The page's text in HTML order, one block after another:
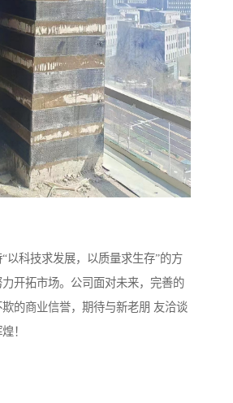
以科技求发展，以质量求生存”的方
开拓市场。公司面对未来，完善的
的商业信誉，期待与新老朋 友洽谈
！